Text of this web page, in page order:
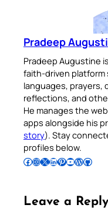
Pradeep
Pradeep Augustine
faith-driven platform
languages, prayers,
reflections, and
He manages the
apps alongside his
story). Stay
profiles below.
Follow Pradeep on Facebook Follow Pradeep on InstagramFollow Pradeep on X Follow Pradeep on LinkedIn Follow Pradeep on Pinterest Subscribe to Pradeep’s Youtube Channel Follow Pradeep on WordPress Follow Pradeep on GitHub
Leave a Reply